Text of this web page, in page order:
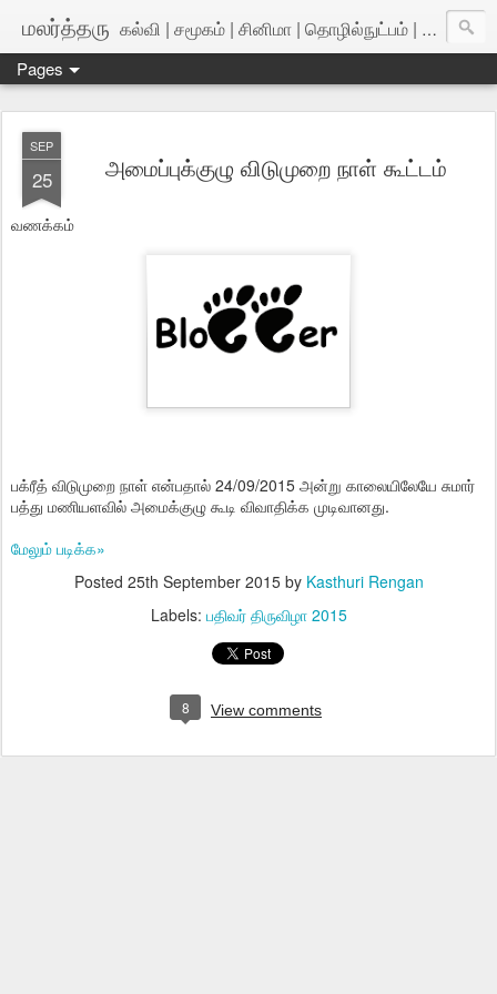
மலர்த்தரு கல்வி | சமூகம் | சினிமா | தொழில்நுட்பம் | அறிவியல்
Pages
SEP
25 அமைப்புக்குழு விடுமுறை நாள் கூட்டம்
வணக்கம்
பக்ரீத் விடுமுறை நாள் என்பதால் 24/09/2015 அன்று காலையிலேயே சுமார்
பத்து மணியளவில் அமைக்குழு கூடி விவாதிக்க முடிவானது.
மேலும் படிக்க»
Posted 25th September 2015by Kasthuri Rengan
Labels: பதிவர் திருவிழா 2015
8 View comments